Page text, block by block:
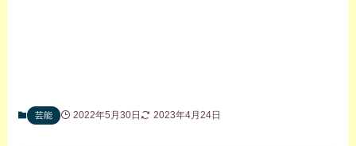
芸能 2022年5月30日 2023年4月24日